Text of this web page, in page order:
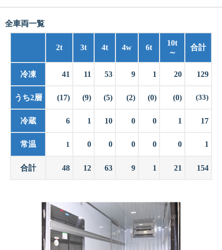
全車両一覧
2t 3t 4t 4w 6t
10t
～
合計
冷凍 41 11 53 9 1 20 129
うち2層 (17) (9) (5) (2) (0) (0) (33)
冷蔵 6 1 10 0 0 1 17
常温 1 0 0 0 0 0 1
合計 48 12 63 9 1 21 154